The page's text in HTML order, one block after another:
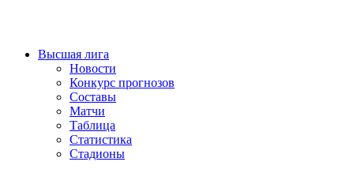
Высшая лига
Новости
Конкурс прогнозов
Составы
Матчи
Таблица
Статистика
Стадионы